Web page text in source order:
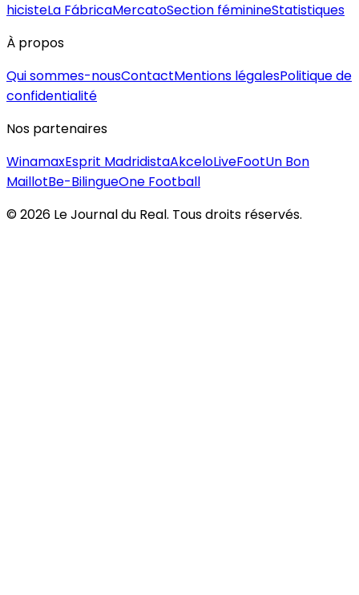
hicisteLa FábricaMercatoSection féminineStatistiques
À propos
Qui sommes-nousContactMentions légalesPolitique de
confidentialité
Nos partenaires
WinamaxEsprit MadridistaAkceloLiveFootUn Bon
MaillotBe-BilingueOne Football
©2026 Le Journal du Real. Tous droits réservés.